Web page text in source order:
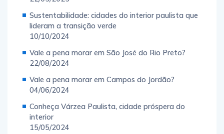
Sustentabilidade: cidades do interior paulista que
lideram a transição verde
10/10/2024
Vale a pena morar em São José do Rio Preto?
22/08/2024
Vale a pena morar em Campos do Jordão?
04/06/2024
Conheça Várzea Paulista, cidade próspera do
interior
15/05/2024